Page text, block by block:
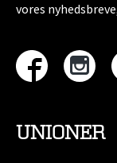
vores
UNIONER